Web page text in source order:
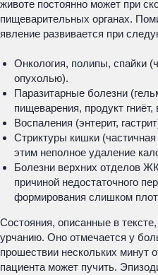
животе постоянно может при
пищеварительных органах.
явление развивается при
Онкология, полипы, спайки
опухолью).
Паразитарные болезни
пищеварения, продукт гниёт,
Воспаления (энтерит,
Стриктуры кишки
этим неполное удаление
Болезни верхних отделов
причиной недостаточного
формирования слишком
Состояния, описанные в
урчанию. Оно отмечается у
прошествии нескольких минут
пациента может пучить.